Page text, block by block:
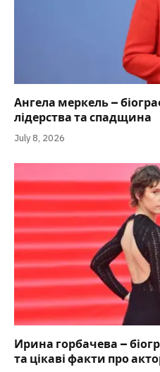
Ангела меркель –
лідерства та спадщина
July 8, 2026
Ирина горбачева –
та цікаві факти про